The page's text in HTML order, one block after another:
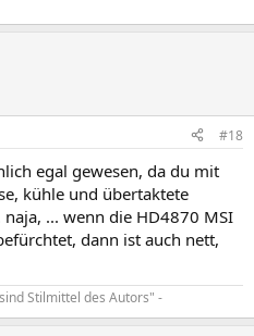
#18
egal gewesen, da du mit
kühle und übertaktete
... wenn die HD4870 MSI
dann ist auch nett,
Stilmittel des Autors" -​